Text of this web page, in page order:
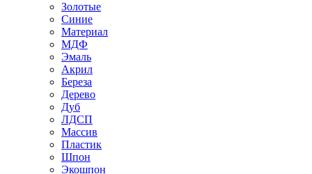
Золотые
Синие
Материал
МДФ
Эмаль
Акрил
Береза
Дерево
Дуб
ЛДСП
Массив
Пластик
Шпон
Экошпон